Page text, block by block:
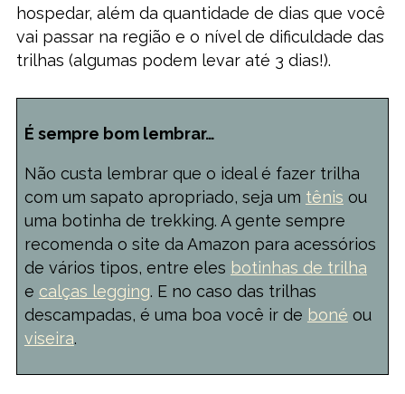
hospedar, além da quantidade de dias que você
vai passar na região e o nível de dificuldade das
trilhas (algumas podem levar até 3 dias!).
É sempre bom lembrar…
Não custa lembrar que o ideal é fazer trilha
com um sapato apropriado, seja um tênis ou
uma botinha de trekking. A gente sempre
recomenda o site da Amazon para acessórios
de vários tipos, entre eles botinhas de trilha
e calças legging. E no caso das trilhas
descampadas, é uma boa você ir de boné ou
viseira.